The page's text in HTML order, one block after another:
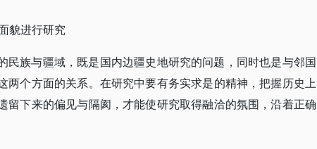
貌进行研究
民族与疆域，既是国内边疆史地研究的问题，同时也是与邻国
两个方面的关系。在研究中要有务实求是的精神，把握历史上
留下来的偏见与隔阂，才能使研究取得融洽的氛围，沿着正确